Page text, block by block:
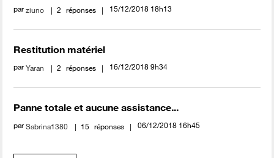
parziuno 2 réponses ‎15/12/2018 18h13
Restitution matériel
parYaran 2 réponses ‎16/12/2018 9h34
Panne totale et aucune assistance...
parSabrina1380 15 réponses ‎06/12/2018 16h45